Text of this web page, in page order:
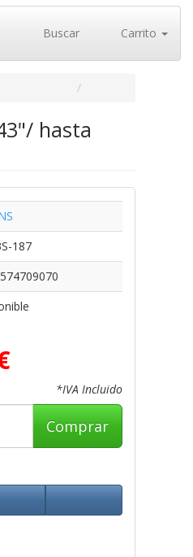
Buscar Carrito
hasta
187
*IVA Incluido
Comprar